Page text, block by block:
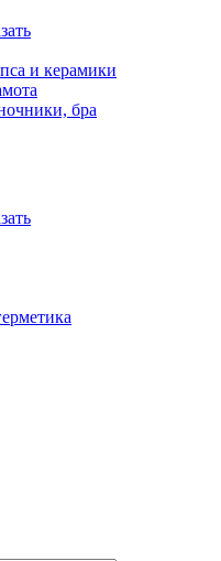
и керамики
бра